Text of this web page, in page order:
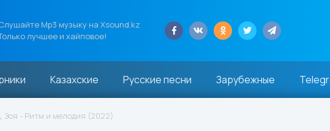
Mp3 музыку на Xsound.kz
лучшее и хайповое!
Казахские Русские песни Зарубежные
Зоя - Ритм и мелодия (2022)